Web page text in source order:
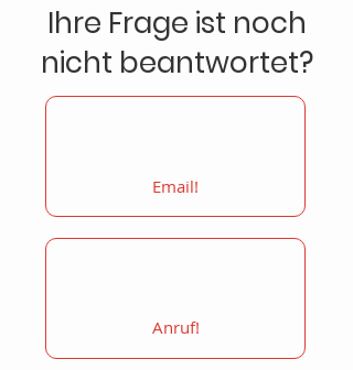
Ihre Frage ist noch
nicht beantwortet?
Email!
Anruf!